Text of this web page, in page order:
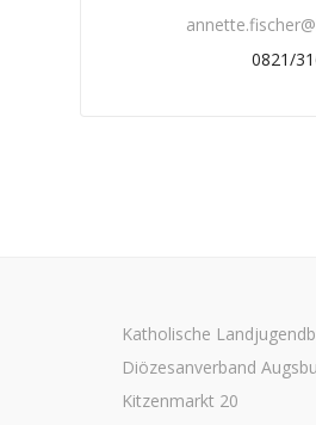
0821/
Katholische
Diözesanverband
Kitzenmarkt 20